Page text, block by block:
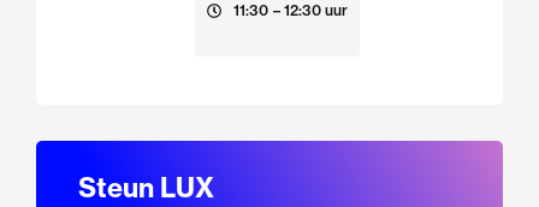
11:30 – 12:30 uur
Steun LUX